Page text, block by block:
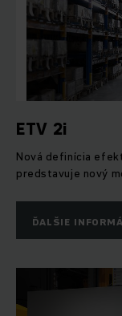
ETV 2i
Nová definícia
predstavuje nový
ĎALŠIE